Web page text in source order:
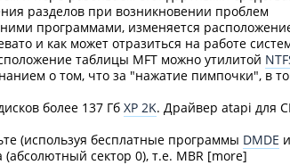
разделов при возникновении проблем
программами, изменяется
и как может отразиться на работе
таблицы MFT можно утилитой
о том, что за "нажатие пимпочки", в
более 137 Гб XP 2K. Драйвер atapi для
(используя бесплатные программы DMDE
сектор 0), т.е. MBR [more]